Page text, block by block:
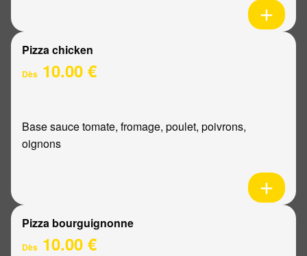
Pizza chicken
Dès 10.00 €
Base sauce tomate, fromage, poulet, poivrons,
oignons
Pizza bourguignonne
Dès 10.00 €